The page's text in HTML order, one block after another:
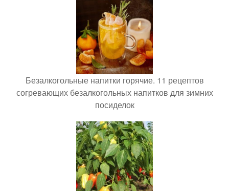
Безалкогольные напитки горячие. 11 рецептов
согревающих безалкогольных напитков для зимних
посиделок